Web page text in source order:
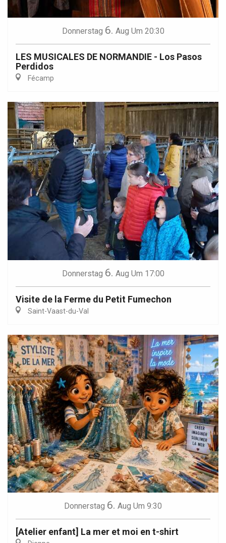
Donnerstag 6. Aug Um 20:30
LES MUSICALES DE NORMANDIE - Los Pasos
Perdidos
Fécamp
Donnerstag 6. Aug Um 17:00
Visite de la Ferme du Petit Fumechon
Saint-Vaast-du-Val
Donnerstag 6. Aug Um 9:30
[Atelier enfant] La mer et moi en t-shirt